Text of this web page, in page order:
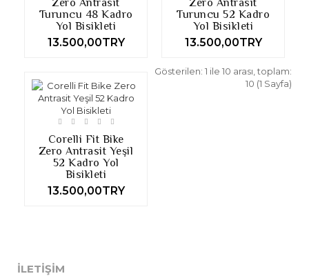
Zero Antrasit
Turuncu 48 Kadro
Yol Bisikleti
13.500,00TRY
Zero Antrasit
Turuncu 52 Kadro
Yol Bisikleti
13.500,00TRY
Corelli Fit Bike
Zero Antrasit Yeşil
52 Kadro Yol
Bisikleti
13.500,00TRY
Gösterilen: 1 ile 10 arası, toplam:
10 (1 Sayfa)
İLETIŞIM